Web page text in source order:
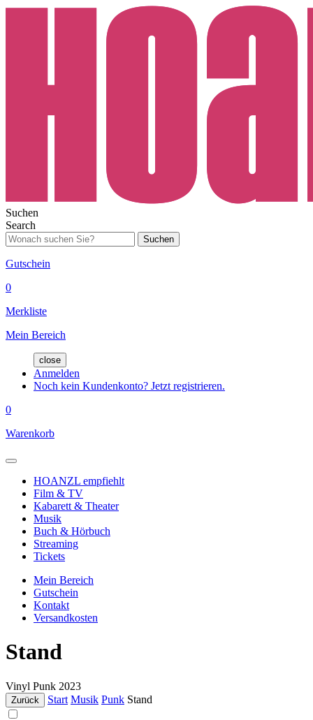
Suchen
Search
Suchen
Gutschein
0
Merkliste
Mein Bereich
close
Anmelden
Noch kein Kundenkonto? Jetzt registrieren.
0
Warenkorb
HOANZL empfiehlt
Film & TV
Kabarett & Theater
Musik
Buch & Hörbuch
Streaming
Tickets
Mein Bereich
Gutschein
Kontakt
Versandkosten
Stand
Vinyl Punk 2023
Zurück Start Musik Punk Stand